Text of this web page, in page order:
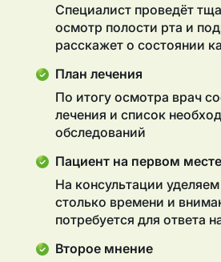
Специалист проведёт
осмотр полости рта и
расскажет о состоянии
План лечения
По итогу осмотра врач
лечения и список
обследований
Пациент на первом месте
На консультации
столько времени и
потребуется для ответа
Второе мнение